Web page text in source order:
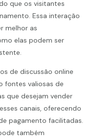
que os visitantes
Essa interação
melhor as
elas podem ser
de discussão online
fontes valiosas de
que desejam vender
canais, oferecendo
pagamento facilitadas.
também